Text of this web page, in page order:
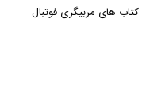
های مربیگری فوتبال